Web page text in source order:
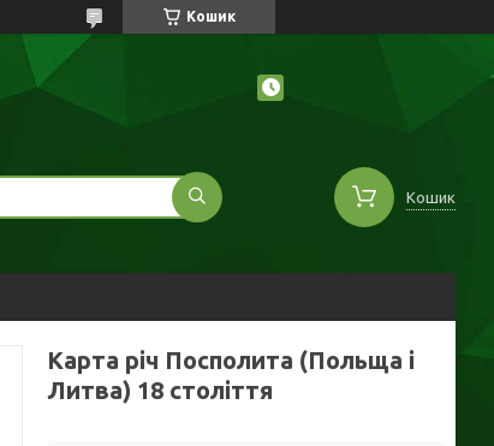
Кошик
Кошик
Карта річ Посполита (Польща і
Литва) 18 століття